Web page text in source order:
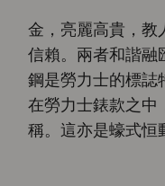
金，亮麗高貴，教
信賴。兩者和諧融
鋼是勞力士的標誌
在勞力士錶款之中
稱。這亦是蠔式恒